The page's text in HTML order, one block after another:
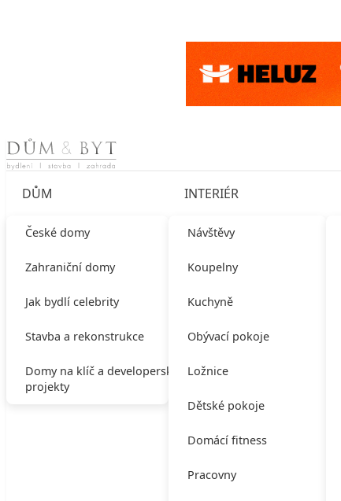
Skip to content
DŮM
České domy
Zahraniční domy
Jak bydlí celebrity
Stavba a rekonstrukce
Domy na klíč a developerské
projekty
INTERIÉR
Návštěvy
Koupelny
Kuchyně
Obývací pokoje
Ložnice
Dětské pokoje
Domácí fitness
Pracovny